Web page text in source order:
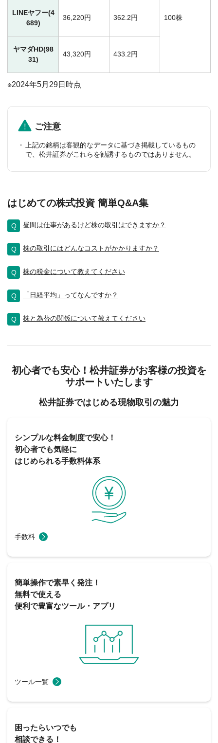
100株
LINEヤフー(4
689)
36,220円 362.2円
ヤマダHD(98
31)
43,320円 433.2円
※2024年5月29日時点
ご注意
上記の銘柄は客観的なデータに基づき掲載しているもの
で、松井証券がこれらを勧誘するものではありません。
はじめての株式投資 簡単Q&A集
昼間は仕事があるけど株の取引はできますか？
株の取引にはどんなコストがかかりますか？
株の税金について教えてください
「日経平均」ってなんですか？
株と為替の関係について教えてください
初心者でも安心！松井証券がお客様の投資を
サポートいたします
松井証券ではじめる現物取引の魅力
シンプルな料金制度で安心！
初心者でも気軽に
はじめられる手数料体系
手数料
簡単操作で素早く発注！
無料で使える
便利で豊富なツール・アプリ
ツール一覧
困ったらいつでも
相談できる！